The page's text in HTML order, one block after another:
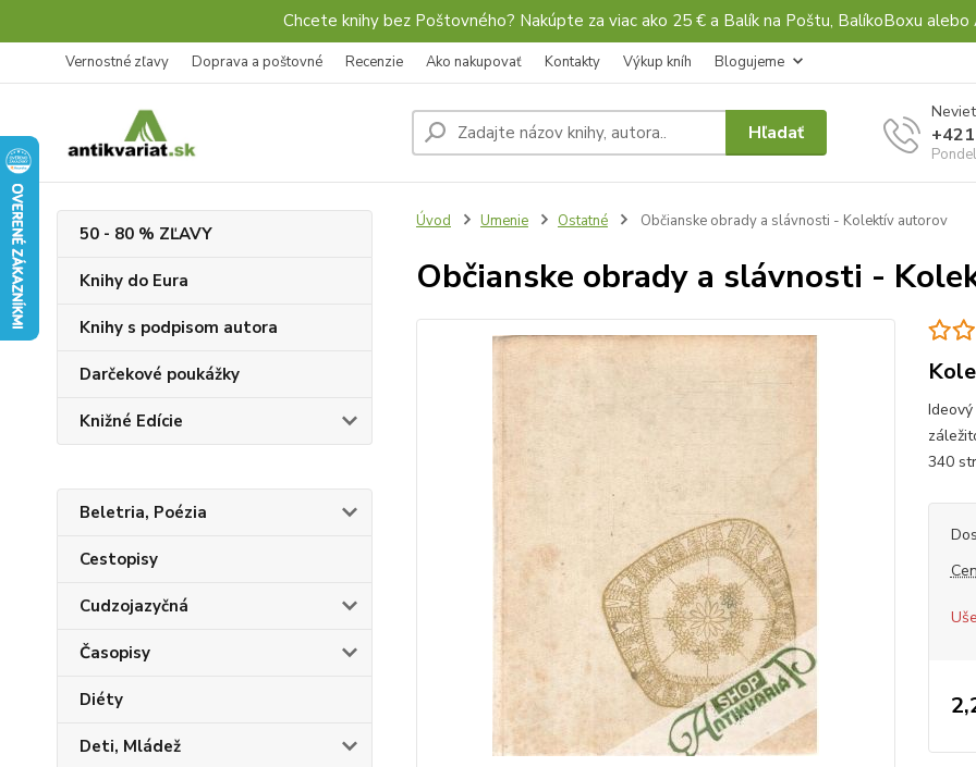
Chcete knihy bez Poštovného? Nakúpte za viac ako 25 € a Balík na Poštu, BalíkoBoxu
Vernostné zľavy Doprava a poštovné Recenzie Ako nakupovať Kontakty Výkup kníh Blogujeme
Hľadať
50 - 80 % ZĽAVY
Knihy do Eura
Knihy s podpisom autora
Darčekové poukážky
Knižné Edície
Beletria, Poézia
Cestopisy
Cudzojazyčná
Časopisy
Diéty
Deti, Mládež
Úvod Umenie Ostatné Občianske obrady a slávnosti - Kolektív autorov
Občianske obrady a slávnosti -
340